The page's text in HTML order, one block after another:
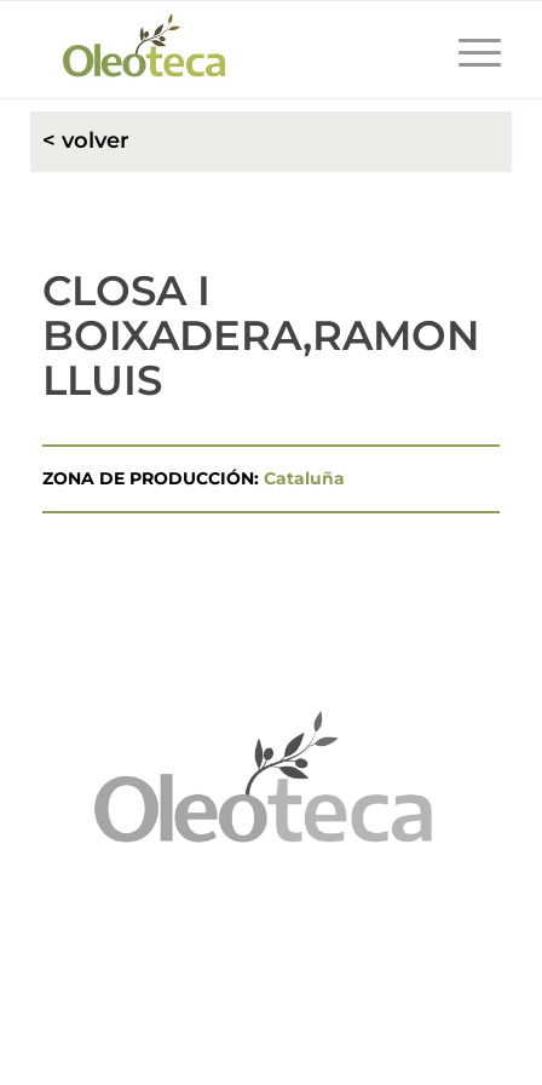
< volver
CLOSA I
BOIXADERA,RAMON
LLUIS
ZONA DE PRODUCCIÓN: Cataluña